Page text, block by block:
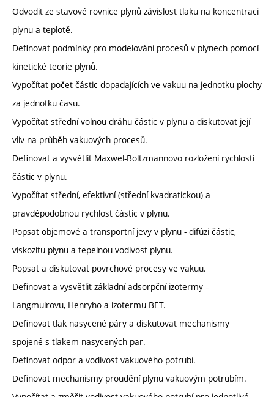
Odvodit ze stavové rovnice plynů závislost tlaku na koncentraci
plynu a teplotě.
Definovat podmínky pro modelování procesů v plynech pomocí
kinetické teorie plynů.
Vypočítat počet částic dopadajících ve vakuu na jednotku plochy
za jednotku času.
Vypočítat střední volnou dráhu částic v plynu a diskutovat její
vliv na průběh vakuových procesů.
Definovat a vysvětlit Maxwel-Boltzmannovo rozložení rychlosti
částic v plynu.
Vypočítat střední, efektivní (střední kvadratickou) a
pravděpodobnou rychlost částic v plynu.
Popsat objemové a transportní jevy v plynu - difúzi částic,
viskozitu plynu a tepelnou vodivost plynu.
Popsat a diskutovat povrchové procesy ve vakuu.
Definovat a vysvětlit základní adsorpční izotermy –
Langmuirovu, Henryho a izotermu BET.
Definovat tlak nasycené páry a diskutovat mechanismy
spojené s tlakem nasycených par.
Definovat odpor a vodivost vakuového potrubí.
Definovat mechanismy proudění plynu vakuovým potrubím.